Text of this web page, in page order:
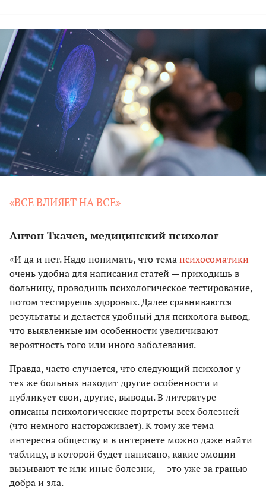
«ВСЕ ВЛИЯЕТ НА ВСЕ»
Антон Ткачев, медицинский психолог
«И да и нет. Надо понимать, что темапсихосоматики
очень удобна для написания статей — приходишь в
больницу, проводишь психологическое тестирование,
потом тестируешь здоровых. Далее сравниваются
результаты и делается удобный для психолога вывод,
что выявленные им особенности увеличивают
вероятность того или иного заболевания.
Правда, часто случается, что следующий психолог у
тех же больных находит другие особенности и
публикует свои, другие, выводы. В литературе
описаны психологические портреты всех болезней
(что немного настораживает). К тому же тема
интересна обществу и в интернете можно даже найти
таблицу, в которой будет написано, какие эмоции
вызывают те или иные болезни, — это уже за гранью
добра и зла.